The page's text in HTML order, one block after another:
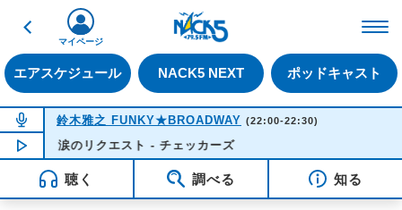
戻る
エアスケジュール NACK5 NEXT ポッドキャスト
マイページ
NOW ON AIR
鈴木雅之 FUNKY★BROADWAY (22:00-22:30)
NOW PLAYING 22:22
涙のリクエスト - チェッカーズ
聴く 調べる 知る